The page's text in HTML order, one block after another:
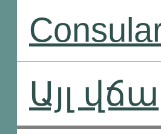
Այլ